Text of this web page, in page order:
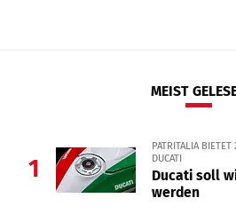
MEIST
1
PATRITALIA
DUCATI
Ducati soll
werden